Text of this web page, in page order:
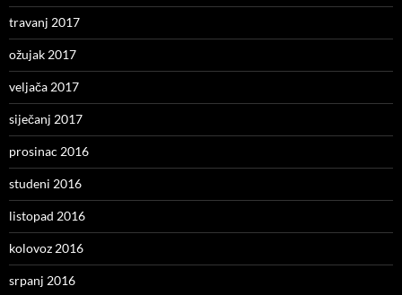
travanj 2017
ožujak 2017
veljača 2017
siječanj 2017
prosinac 2016
studeni 2016
listopad 2016
kolovoz 2016
srpanj 2016